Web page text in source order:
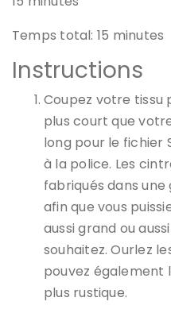
Temps total: 15 minutes
Instructions
Coupez votre tissu
plus court que
long pour le fichier
à la police. Les
fabriqués dans
afin que vous
aussi grand ou
souhaitez. Ourlez
pouvez également
plus rustique.